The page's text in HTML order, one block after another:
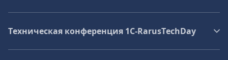
Техническая конференция 1C‑RarusTechDay